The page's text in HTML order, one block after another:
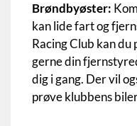
Brøndbyøster:
kan lide fart og
Racing Club kan du
gerne din
dig i gang. Der vil
prøve klubbens